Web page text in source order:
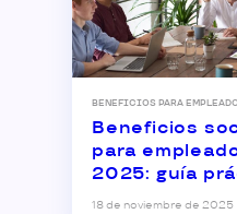
BENEFICIOS PARA
Beneficios
para
2025: guía
ahorro fiscal y
18 de noviembre de 2025